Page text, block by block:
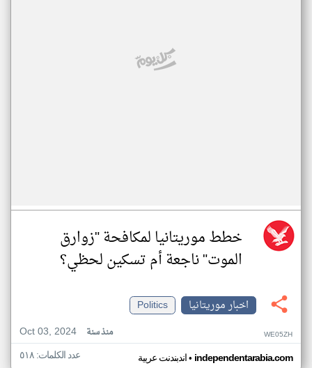
خطط موريتانيا لمكافحة "زوارق
الموت" ناجعة أم تسكين لحظي؟
اخبار موريتانيا
Politics
Oct 03, 2024
منذ سنة WE05ZH
اندبندنت عربية• independentarabia.com عدد الكلمات: ٥١٨